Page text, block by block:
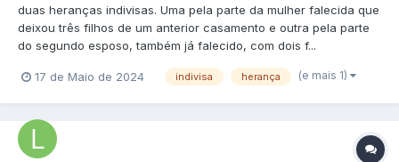
duas heranças indivisas. Uma pela parte da mulher falecida que
deixou três filhos de um anterior casamento e outra pela parte
do segundo esposo, também já falecido, com dois f...
17 de Maio de 2024 indivisa herança (e mais 1)